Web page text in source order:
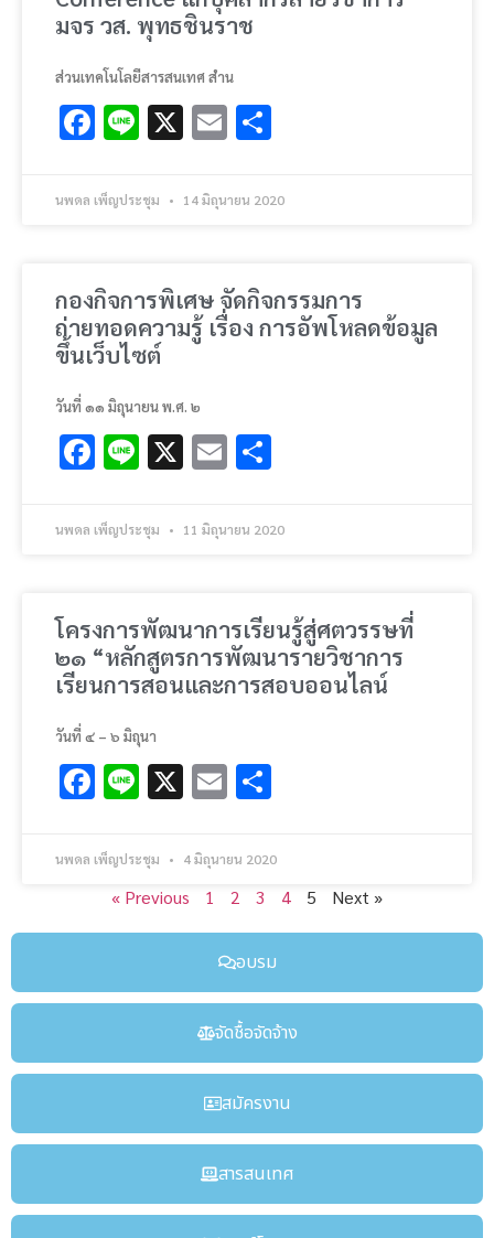
อบรม
จัดชื้อจัดจ้าง
สมัครงาน
สารสนเทศ
มจร วส. พุทธชินราช
ส่วนเทคโนโลยีสารสนเทศ สำน
Facebook
Line
X Email
นพดล เพ็ญประชุม 14 มิถุนายน 2020
กองกิจการพิเศษ จัดกิจกรรมการ
ถ่ายทอดความรู้ เรื่อง การอัพโหลดข้อมูล
ขึ้นเว็บไซต์
วันที่ ๑๑ มิถุนายน พ.ศ. ๒
Facebook
Line
X Email
นพดล เพ็ญประชุม 11 มิถุนายน 2020
โครงการพัฒนาการเรียนรู้สู่ศตวรรษที่
๒๑ “หลักสูตรการพัฒนารายวิชาการ
เรียนการสอนและการสอบออนไลน์
วันที่ ๔ – ๖ มิถุนา
Facebook
Line
X Email
นพดล เพ็ญประชุม 4 มิถุนายน 2020
« Previous 1 2 3 4 5 Next »